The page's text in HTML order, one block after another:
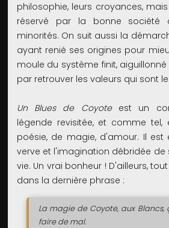
philosophie, leurs croyances,
réservé par la bonne société
minorités. On suit aussi la
ayant renié ses origines pour
moule du système finit,
par retrouver les valeurs qui sont
Un Blues de Coyoteest un
légende revisitée, et comme
poésie, de magie, d'amour. Il
verve et l'imagination débridée de
vie. Un vrai bonheur ! D'ailleurs,
dans la dernière phrase :
La magie de Coyote, aux
faire de mal.